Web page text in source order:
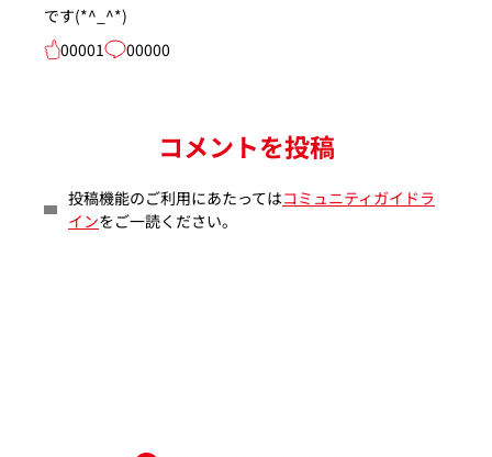
です(*^_^*)
00001
00000
コメントを投稿
投稿機能のご利用にあたってはコミュニティガイドラ
インをご一読ください。